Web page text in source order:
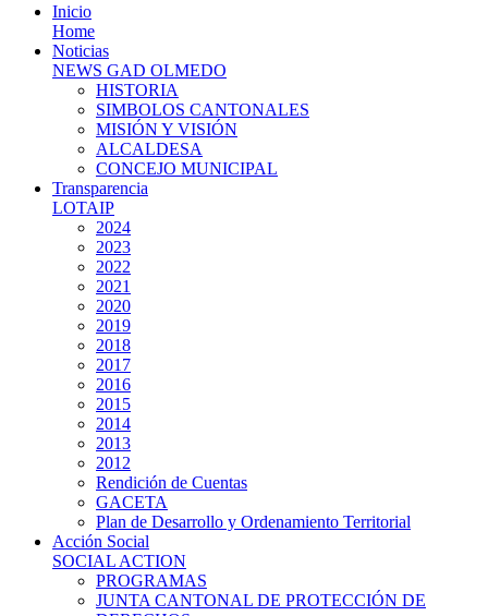
Inicio
Home
Noticias
NEWS GAD OLMEDO
HISTORIA
SIMBOLOS CANTONALES
MISIÓN Y VISIÓN
ALCALDESA
CONCEJO MUNICIPAL
Transparencia
LOTAIP
2024
2023
2022
2021
2020
2019
2018
2017
2016
2015
2014
2013
2012
Rendición de Cuentas
GACETA
Plan de Desarrollo y Ordenamiento Territorial
Acción Social
SOCIAL ACTION
PROGRAMAS
JUNTA CANTONAL DE PROTECCIÓN DE